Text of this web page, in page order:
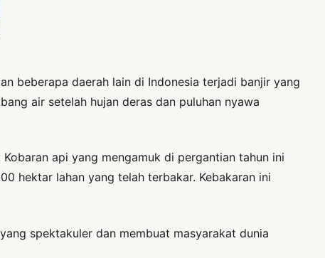
beberapa daerah lain di Indonesia terjadi banjir yang
air setelah hujan deras dan puluhan nyawa
api yang mengamuk di pergantian tahun ini
hektar lahan yang telah terbakar. Kebakaran ini
spektakuler dan membuat masyarakat dunia